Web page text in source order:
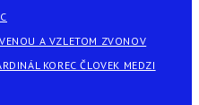
A VZLETOM ZVONOV
KOREC ČLOVEK MEDZI